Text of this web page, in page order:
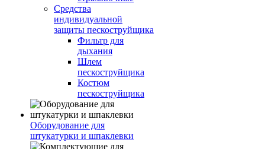
Средства
индивидуальной
защиты пескоструйщика
Фильтр для
дыхания
Шлем
пескоструйщика
Костюм
пескоструйщика
Оборудование для
штукатурки и шпаклевки